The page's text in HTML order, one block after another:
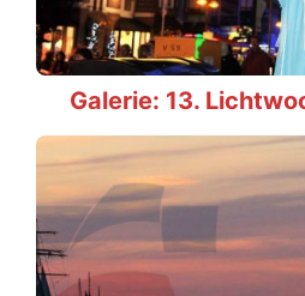
Galerie: 13.